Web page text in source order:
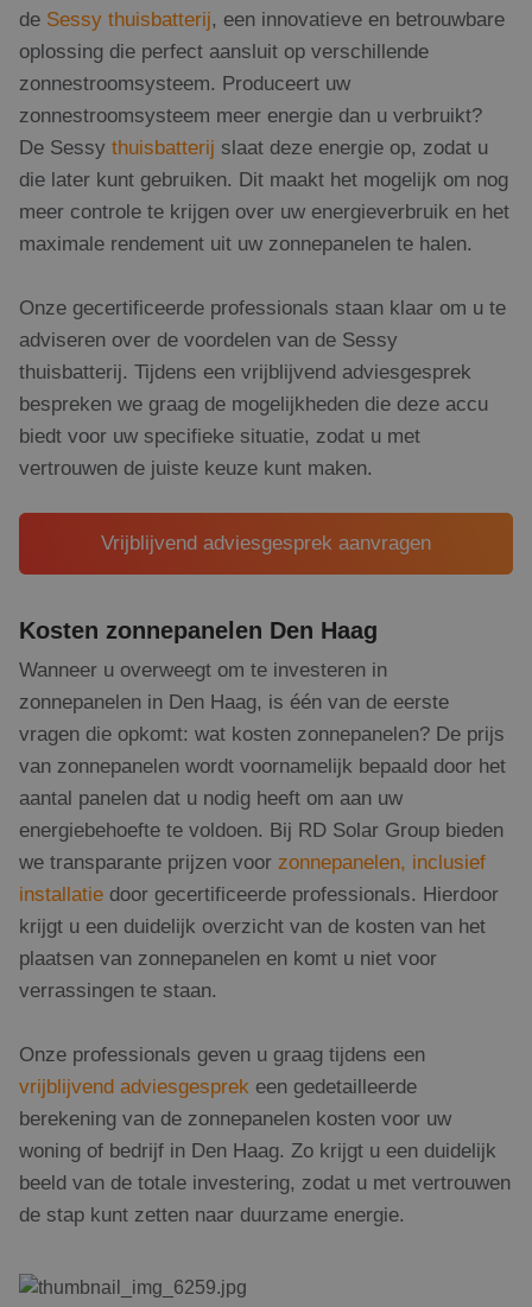
de Sessy thuisbatterij, een innovatieve en betrouwbare
oplossing die perfect aansluit op verschillende
zonnestroomsysteem. Produceert uw
zonnestroomsysteem meer energie dan u verbruikt?
De Sessy thuisbatterij slaat deze energie op, zodat u
die later kunt gebruiken. Dit maakt het mogelijk om nog
meer controle te krijgen over uw energieverbruik en het
maximale rendement uit uw zonnepanelen te halen.
Onze gecertificeerde professionals staan klaar om u te
adviseren over de voordelen van de Sessy
thuisbatterij. Tijdens een vrijblijvend adviesgesprek
bespreken we graag de mogelijkheden die deze accu
biedt voor uw specifieke situatie, zodat u met
vertrouwen de juiste keuze kunt maken.
Vrijblijvend adviesgesprek aanvragen
Kosten zonnepanelen Den Haag
Wanneer u overweegt om te investeren in
zonnepanelen in Den Haag, is één van de eerste
vragen die opkomt: wat kosten zonnepanelen? De prijs
van zonnepanelen wordt voornamelijk bepaald door het
aantal panelen dat u nodig heeft om aan uw
energiebehoefte te voldoen. Bij RD Solar Group bieden
we transparante prijzen voor zonnepanelen, inclusief
installatie door gecertificeerde professionals. Hierdoor
krijgt u een duidelijk overzicht van de kosten van het
plaatsen van zonnepanelen en komt u niet voor
verrassingen te staan.
Onze professionals geven u graag tijdens een
vrijblijvend adviesgesprek een gedetailleerde
berekening van de zonnepanelen kosten voor uw
woning of bedrijf in Den Haag. Zo krijgt u een duidelijk
beeld van de totale investering, zodat u met vertrouwen
de stap kunt zetten naar duurzame energie.